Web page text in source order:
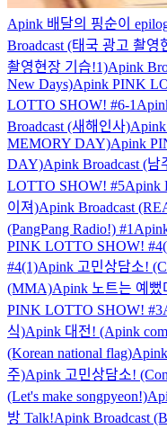
Apink 배달의 핑순이
Broadcast (태국 광고 촬영
촬영현장 기습!1)Apink
New Days)Apink PINK
LOTTO SHOW! #6-1
Broadcast (새해인사)
MEMORY DAY)Apink
DAY)Apink Broadcast (
LOTTO SHOW! #5Apink
이져)Apink Broadcast
(PangPang Radio!) #1
PINK LOTTO SHOW!
#4(1)Apink 고민상담소!
(MMA)Apink 노트는 예뻤
PINK LOTTO SHOW! #3
식)Apink 대전! (Apink
(Korean national flag)
주)Apink 고민상담소!
(Let's make songpyeon!)
방 Talk!Apink Broadcast